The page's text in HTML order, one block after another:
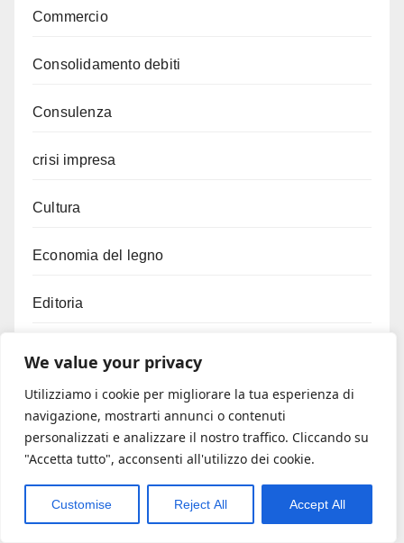
We value your privacy
Utilizziamo i cookie per migliorare la tua esperienza di
navigazione, mostrarti annunci o contenuti
personalizzati e analizzare il nostro traffico. Cliccando su
"Accetta tutto", acconsenti all'utilizzo dei cookie.
Customise Reject All Accept All
Commercio
Consolidamento debiti
Consulenza
crisi impresa
Cultura
Economia del legno
Editoria
Energia rinnovabile
Export